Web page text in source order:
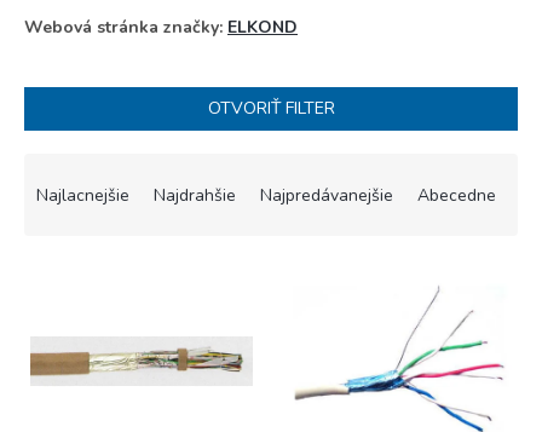
Webová stránka značky: ELKOND
OTVORIŤ FILTER
p
r
Najlacnejšie Najdrahšie Najpredávanejšie Abecedne
s